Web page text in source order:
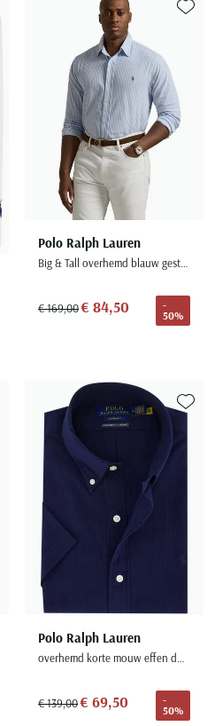
aan favorieten
Polo Ralph Lauren
Big & Tall overhemd blauw gestreept knitted
€ 169,00€ 84,50
-
50%
aan favorieten
Polo Ralph Lauren
overhemd korte mouw effen donkerblauw
€ 139,00€ 69,50
-
50%